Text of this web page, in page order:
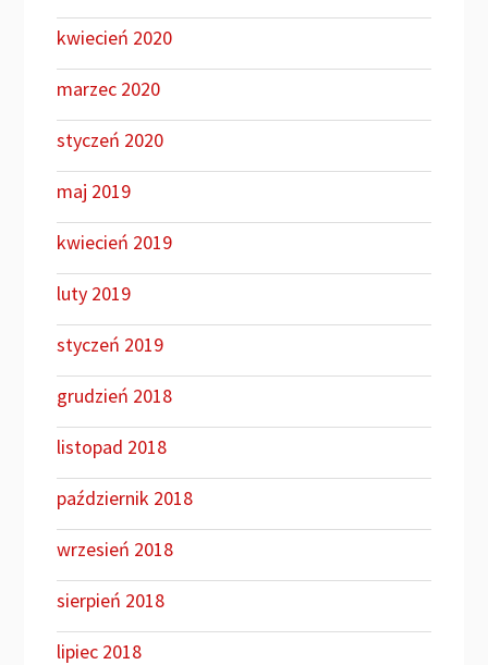
kwiecień 2020
marzec 2020
styczeń 2020
maj 2019
kwiecień 2019
luty 2019
styczeń 2019
grudzień 2018
listopad 2018
październik 2018
wrzesień 2018
sierpień 2018
lipiec 2018